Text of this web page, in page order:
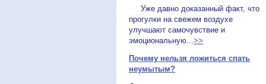
Уже давно доказанный факт, что
прогулки на свежем воздухе
улучшают самочувствие и
эмоциональную...>>
Почему нельзя ложиться спать
неумытым?